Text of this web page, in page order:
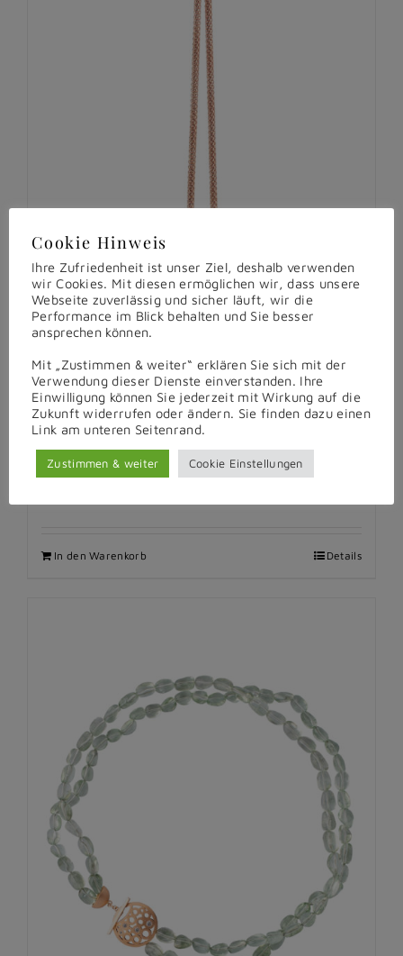
Al Coro – Anhänger
In den Warenkorb Details
Cookie Hinweis
Ihre Zufriedenheit ist unser Ziel, deshalb verwenden
wir Cookies. Mit diesen ermöglichen wir, dass unsere
Webseite zuverlässig und sicher läuft, wir die
Performance im Blick behalten und Sie besser
ansprechen können.
Mit „Zustimmen & weiter“ erklären Sie sich mit der
Verwendung dieser Dienste einverstanden. Ihre
Einwilligung können Sie jederzeit mit Wirkung auf die
Zukunft widerrufen oder ändern. Sie finden dazu einen
Link am unteren Seitenrand.
Zustimmen & weiter Cookie Einstellungen